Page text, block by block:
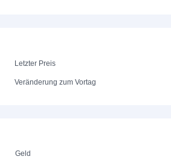
Letzter Preis
Veränderung zum Vortag
Geld